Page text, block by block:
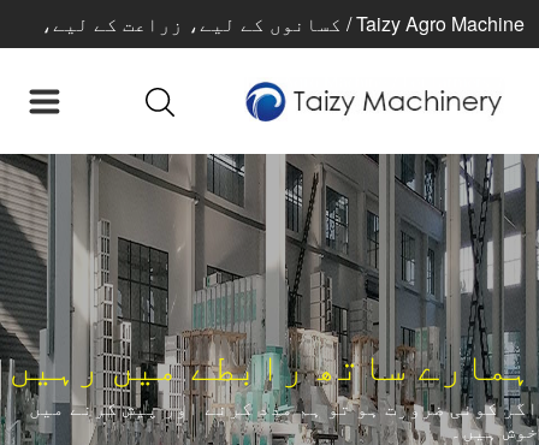
Taizy Agro Machine / کسانوں کے لیے، زراعت کے لیے،
ہمارے ساتھ رابطے میں رہیں
اگر کوئی ضرورت ہو تو ہم مدد کرنے اور پیش کرنے میں
خوش ہیں۔